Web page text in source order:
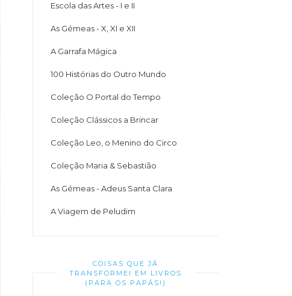
Escola das Artes - I e II
As Gémeas - X, XI e XII
A Garrafa Mágica
100 Histórias do Outro Mundo
Coleção O Portal do Tempo
Coleção Clássicos a Brincar
Coleção Leo, o Menino do Circo
Coleção Maria & Sebastião
As Gémeas - Adeus Santa Clara
A Viagem de Peludim
COISAS QUE JÁ
TRANSFORMEI EM LIVROS
(PARA OS PAPÁS!)